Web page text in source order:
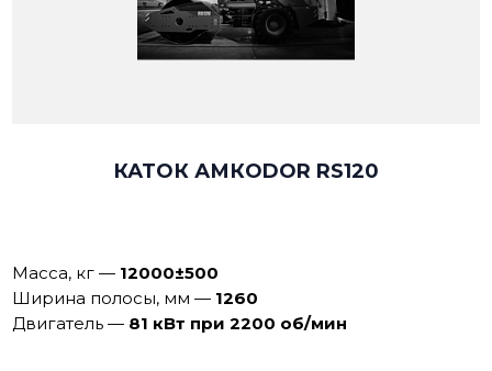
КАТОК АМКОDOR RS120
Масса, кг— 12000±500
Ширина полосы, мм — 1260
Двигатель — 81 кВт при 2200 об/мин